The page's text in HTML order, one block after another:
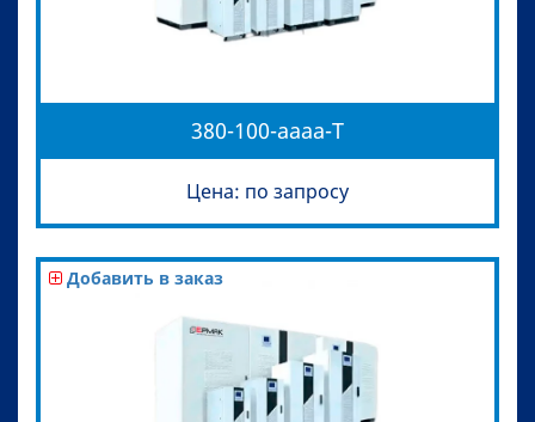
380-100-aaaa-T
Цена: по запросу
Добавить в заказ